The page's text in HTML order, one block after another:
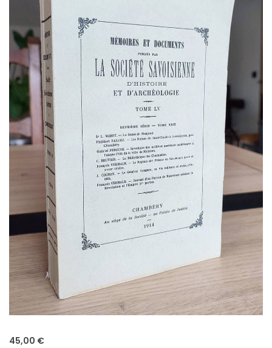
45,00 €